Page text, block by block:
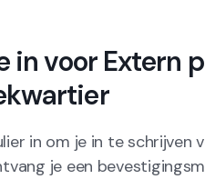
in voor Extern
in om je in te schrijven
je een